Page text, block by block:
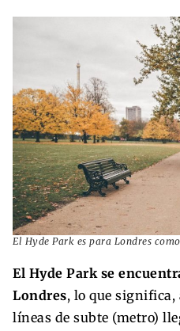
El Hyde Park es para Londres
El Hyde Park se
Londres, lo que significa,
líneas de subte (metro)